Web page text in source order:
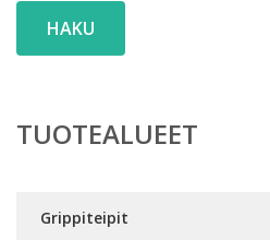
HAKU
TUOTEALUEET
Grippiteipit